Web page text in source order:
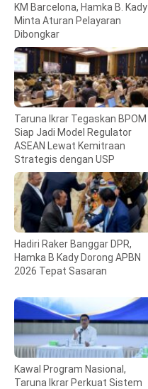
KM Barcelona, Hamka B. Kady
Minta Aturan Pelayaran
Dibongkar
Taruna Ikrar Tegaskan BPOM
Siap Jadi Model Regulator
ASEAN Lewat Kemitraan
Strategis dengan USP
Hadiri Raker Banggar DPR,
Hamka B Kady Dorong APBN
2026 Tepat Sasaran
Kawal Program Nasional,
Taruna Ikrar Perkuat Sistem